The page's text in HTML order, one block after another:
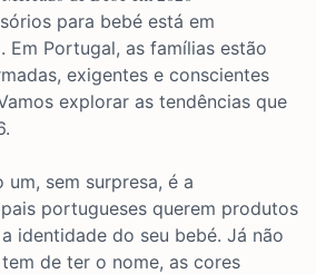
para bebé está em
Em Portugal, as famílias estão
exigentes e conscientes
explorar as tendências que
sem surpresa, é a
portugueses querem produtos
identidade do seu bebé. Já não
de ter o nome, as cores